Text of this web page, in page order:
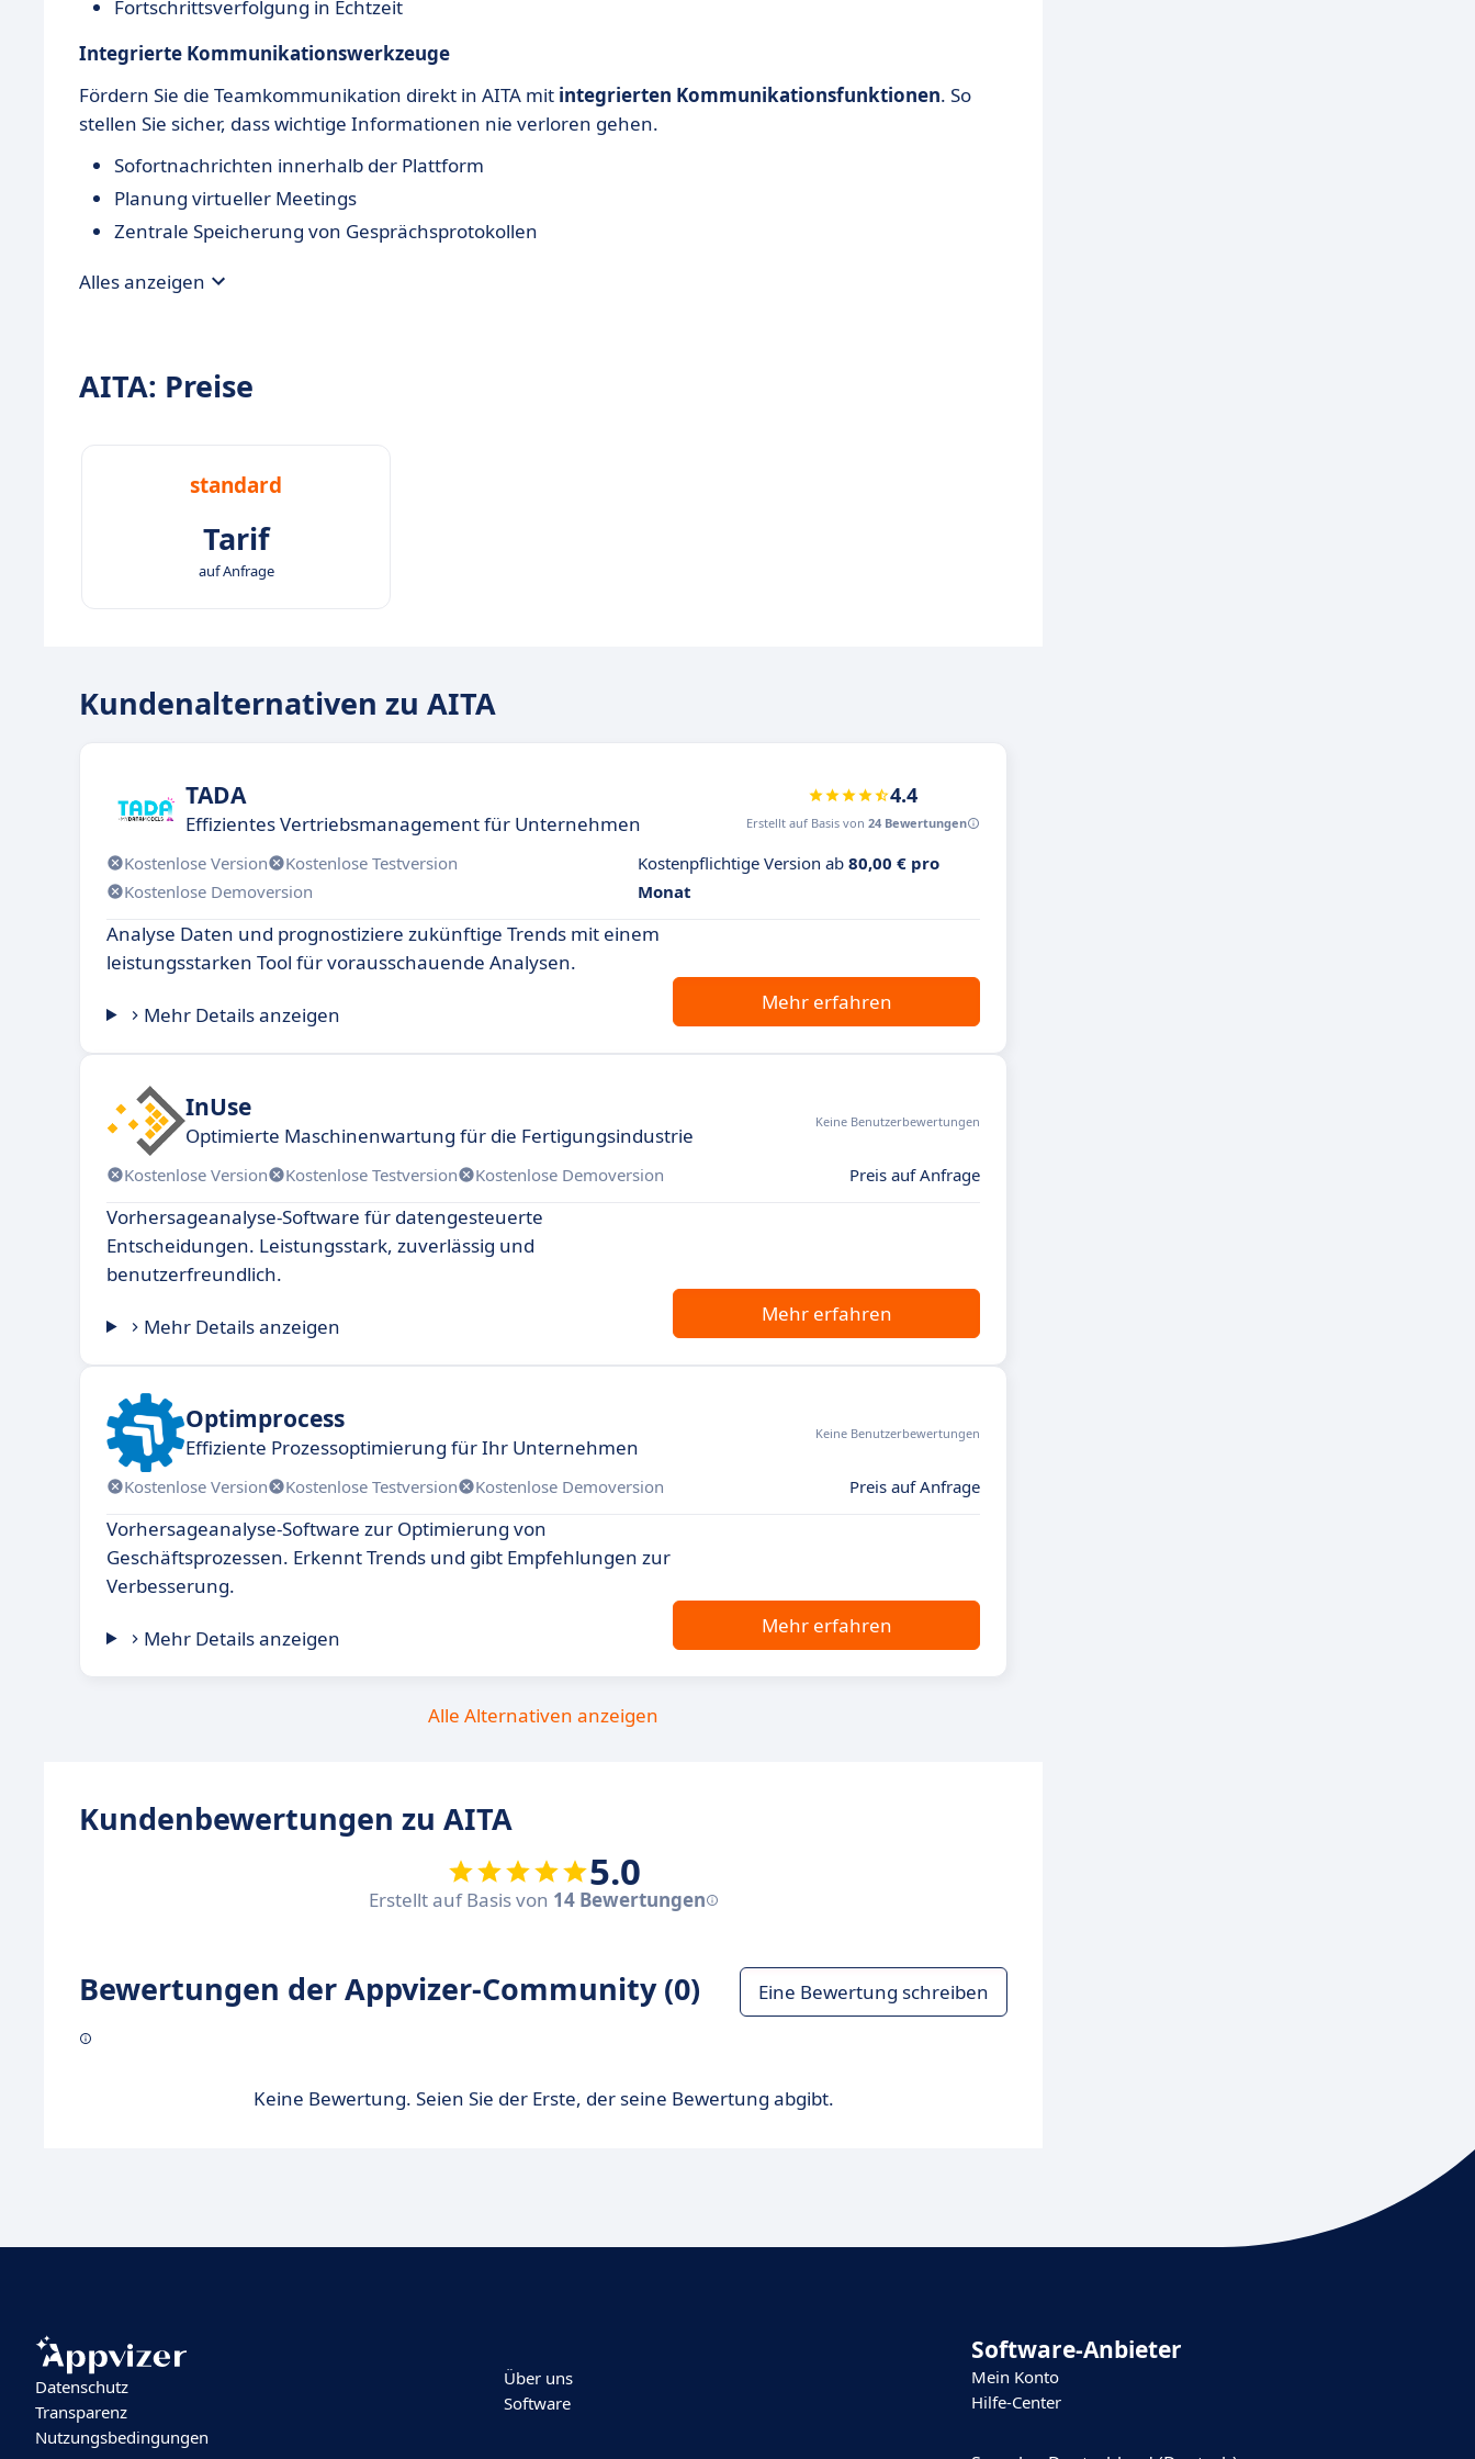
Fortschrittsverfolgung in Echtzeit
Integrierte Kommunikationswerkzeuge
Fördern Sie die Teamkommunikation direkt in AITA mit integrierten Kommunikationsfunktionen. So
stellen Sie sicher, dass wichtige Informationen nie verloren gehen.
Sofortnachrichten innerhalb der Plattform
Planung virtueller Meetings
Zentrale Speicherung von Gesprächsprotokollen
Alles anzeigen
AITA: Preise
standard
Tarif
auf Anfrage
Kundenalternativen zu AITA
TADA
Effizientes Vertriebsmanagement für Unternehmen
4.4
Erstellt auf Basis von 24 Bewertungen
Kostenlose Version
Kostenlose Testversion
Kostenlose Demoversion
Kostenpflichtige Version ab 80,00 € pro
Monat
Analyse Daten und prognostiziere zukünftige Trends mit einem
leistungsstarken Tool für vorausschauende Analysen.
Mehr Details anzeigen
Mehr erfahren
InUse
Optimierte Maschinenwartung für die Fertigungsindustrie
Keine Benutzerbewertungen
Kostenlose Version Kostenlose Testversion Kostenlose Demoversion Preis auf Anfrage
Vorhersageanalyse-Software für datengesteuerte
Entscheidungen. Leistungsstark, zuverlässig und
benutzerfreundlich.
Mehr Details anzeigen
Mehr erfahren
Optimprocess
Effiziente Prozessoptimierung für Ihr Unternehmen
Keine Benutzerbewertungen
Kostenlose Version Kostenlose Testversion Kostenlose Demoversion Preis auf Anfrage
Vorhersageanalyse-Software zur Optimierung von
Geschäftsprozessen. Erkennt Trends und gibt Empfehlungen zur
Verbesserung.
Mehr Details anzeigen
Mehr erfahren
Alle Alternativen anzeigen
Kundenbewertungen zu AITA
5.0
Erstellt auf Basis von 14 Bewertungen
Bewertungen der Appvizer-Community (0) Eine Bewertung schreiben
Keine Bewertung. Seien Sie der Erste, der seine Bewertung abgibt.
Datenschutz
Transparenz
Nutzungsbedingungen
Über uns
Software
Software-Anbieter
Mein Konto
Hilfe-Center